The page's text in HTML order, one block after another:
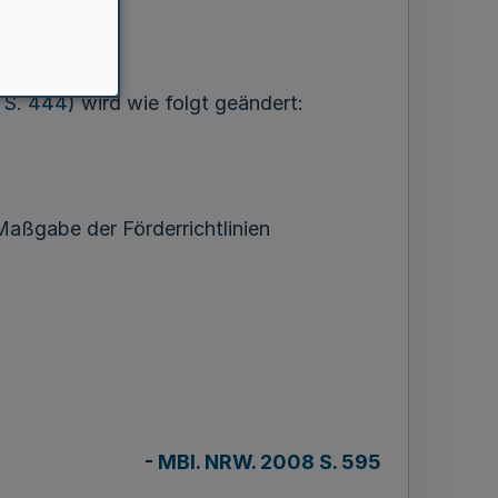
S. 444) wird wie folgt geändert:
der Förderrichtlinien
- MBl. NRW. 2008 S. 595